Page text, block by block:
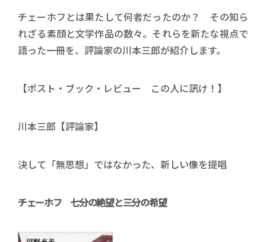
チェーホフとは果たして何者だったのか？ その知ら
れざる素顔と文学作品の数々。それらを新たな視点で
語った一冊を、評論家の川本三郎が紹介します。
【ポスト・ブック・レビュー この人に訊け！】
川本三郎【評論家】
決して「無思想」ではなかった、新しい像を提唱
チェーホフ 七分の絶望と三分の希望